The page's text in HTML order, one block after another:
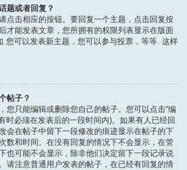
题或者回复？
点击相应的按钮。要回复一个主题，点击回复按
才能发表文章，您所拥有的权限列表显示在版面
您可以发表新主题，您可以参与投票，等等. 这样
帖子？
您只能编辑或删除您自己的帖子。您可以点击“编
时必须在发表后的一段时间内)。如果有人已经回
会在帖子中留下一段修改的痕迹显示在帖子的下
数和时间。在没有回复的情况下不会显示，在管
也可能不会显示，除非他们决定留下一段记录说
请注意普通用户发表的帖子，在已经有回复的情